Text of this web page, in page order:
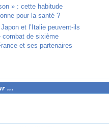
» : cette habitude
pour la santé ?
et l’Italie peuvent-ils
combat de sixième
et ses partenaires
...